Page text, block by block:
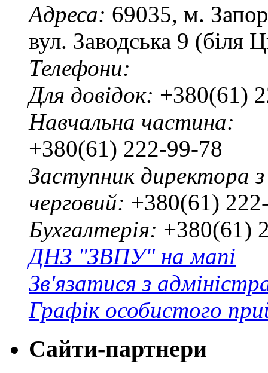
Адреса: 69035, м.
вул. Заводська 9 (біля
Телефони:
Для довідок: +380(61)
Навчальна частина:
+380(61) 222-99-78
Заступник директора
черговий: +380(61)
Бухгалтерія: +380(61)
ДНЗ "ЗВПУ" на мапі
Зв'язатися з
Графік особистого
Сайти-партнери